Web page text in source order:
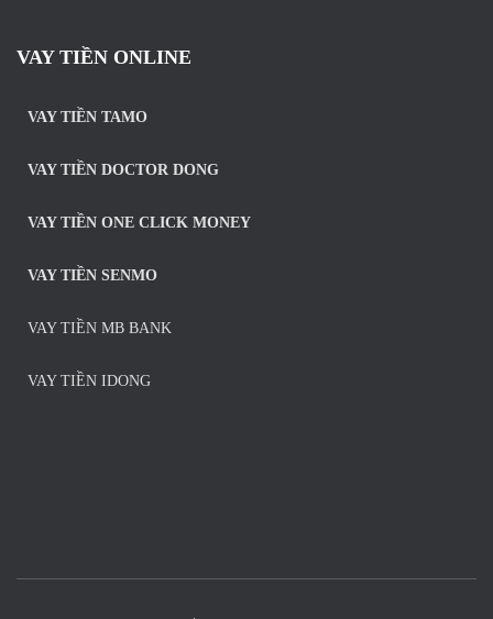
VAY TIỀN ONLINE
VAY TIỀN TAMO
VAY TIỀN DOCTOR DONG
VAY TIỀN ONE CLICK MONEY
VAY TIỀN SENMO
VAY TIỀN MB BANK
VAY TIỀN IDONG